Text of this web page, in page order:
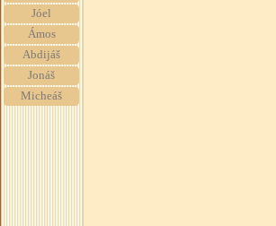
Jóel
Ámos
Abdijáš
Jonáš
Micheáš